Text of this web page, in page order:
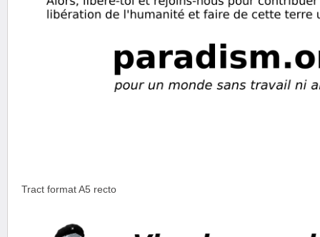
Tract format A5 recto